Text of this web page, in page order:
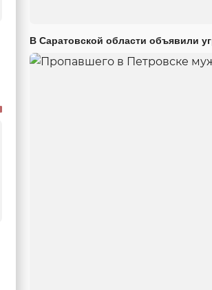
В Саратовской области объявили